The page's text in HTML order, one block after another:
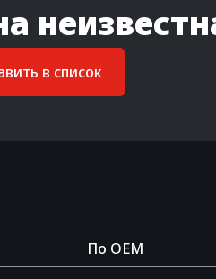
в список
По OEM